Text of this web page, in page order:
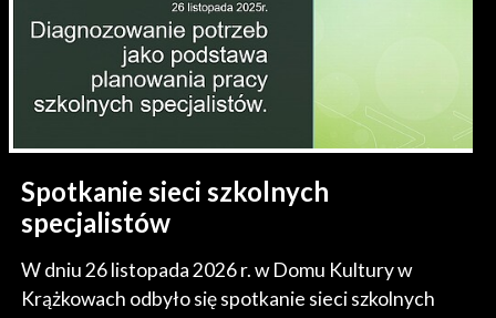
Spotkanie sieci szkolnych
specjalistów
W dniu 26 listopada 2026 r. w Domu Kultury w
Krążkowach odbyło się spotkanie sieci szkolnych